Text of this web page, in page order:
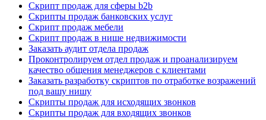
Скрипт продаж для сферы b2b
Скрипты продаж банковских услуг
Скрипт продаж мебели
Скрипт продаж в нише недвижимости
Заказать аудит отдела продаж
Проконтролируем отдел продаж и проанализируем
качество общения менеджеров с клиентами
Заказать разработку скриптов по отработке возражений
под вашу нишу
Скрипты продаж для исходящих звонков
Скрипты продаж для входящих звонков